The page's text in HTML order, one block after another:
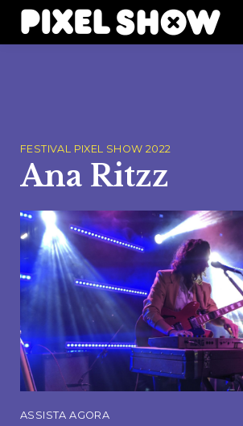
Shop
Revista Zupi
FESTIVAL PIXEL SHOW 2022
Ana Ritzz
ASSISTA AGORA